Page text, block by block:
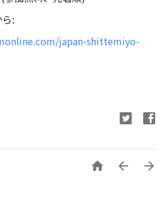
:
japan-shittemiyo-
  